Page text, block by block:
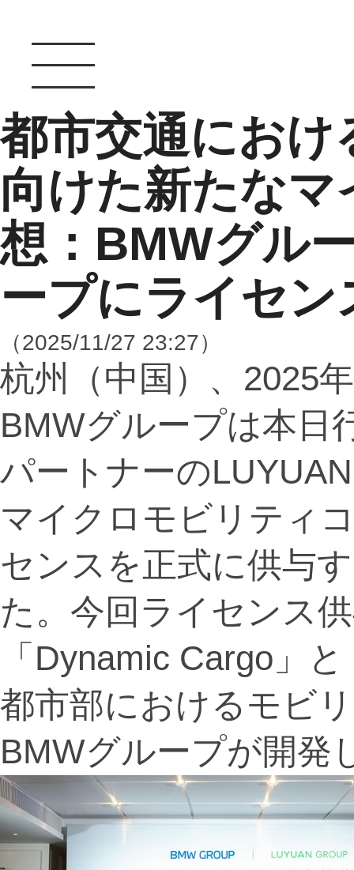
都市交通におけ
向けた新たな
想：BMWグル
ープにライセン
（2025/11/27 23:27）
杭州（中国）、2025
BMWグループは本日
パートナーの
マイクロモビリティ
センスを正式に供与
た。今回ライセンス
「Dynamic Cargo」
都市部におけるモビ
BMWグループが開発